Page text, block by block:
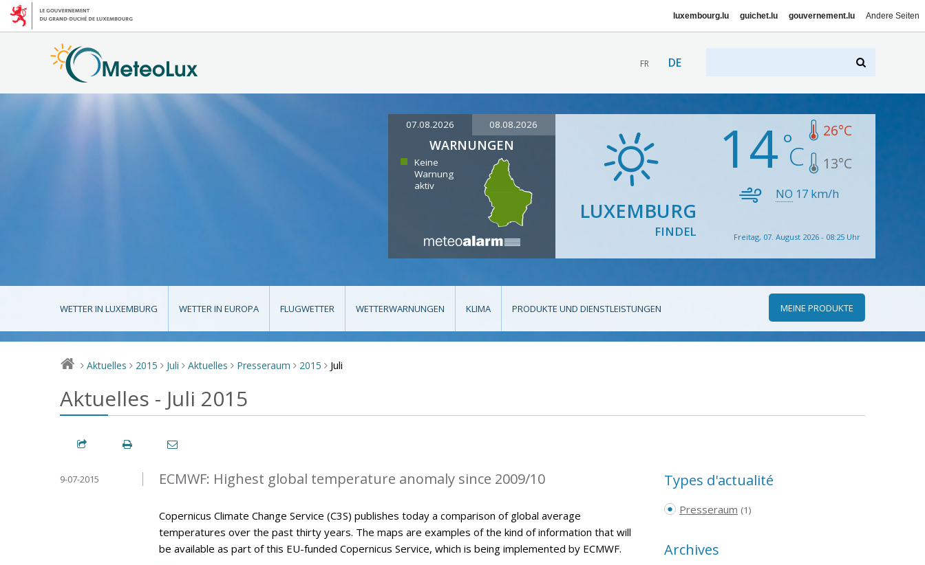
luxembourg.lu guichet.lu gouvernement.lu Andere Seiten
FR DE
07.08.2026 08.08.2026
WARNUNGEN
Keine
Warnung
aktiv
LUXEMBURG
FINDEL
14 26°C
13°C
NO 17 km/h
Freitag, 07. August 2026 - 08:25 Uhr
WETTER IN LUXEMBURG WETTER IN EUROPA FLUGWETTER WETTERWARNUNGEN KLIMA PRODUKTE UND DIENSTLEISTUNGEN MEINE PRODUKTE
> Aktuelles > 2015 > Juli > Aktuelles > Presseraum > 2015 > Juli
Aktuelles - Juli 2015
ECMWF: Highest global temperature anomaly since 2009/10
9-07-2015
Copernicus Climate Change Service (C3S) publishes today a comparison of global average
temperatures over the past thirty years. The maps are examples of the kind of information that will
be available as part of this EU-funded Copernicus Service, which is being implemented by ECMWF.
Types d'actualité
Presseraum (1)
Archives